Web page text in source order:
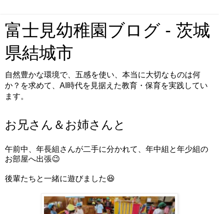
富士見幼稚園ブログ - 茨城
県結城市
自然豊かな環境で、五感を使い、本当に大切なものは何
か？を求めて、AI時代を見据えた教育・保育を実践してい
ます。
お兄さん＆お姉さんと
午前中、年長組さんが二手に分かれて、年中組と年少組の
お部屋へ出張😉
後輩たちと一緒に遊びました😆